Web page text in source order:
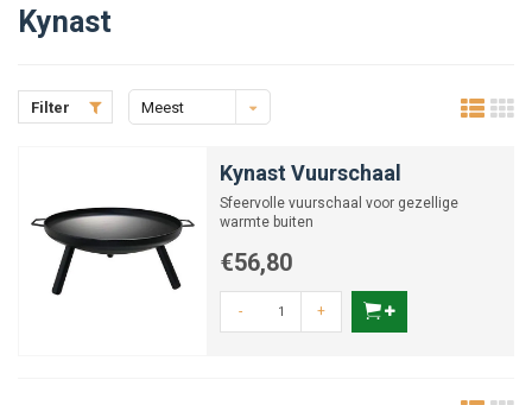
Kynast
Filter
Meest
Kynast Vuurschaal
Sfeervolle vuurschaal voor gezellige
warmte buiten
€56,80
- +